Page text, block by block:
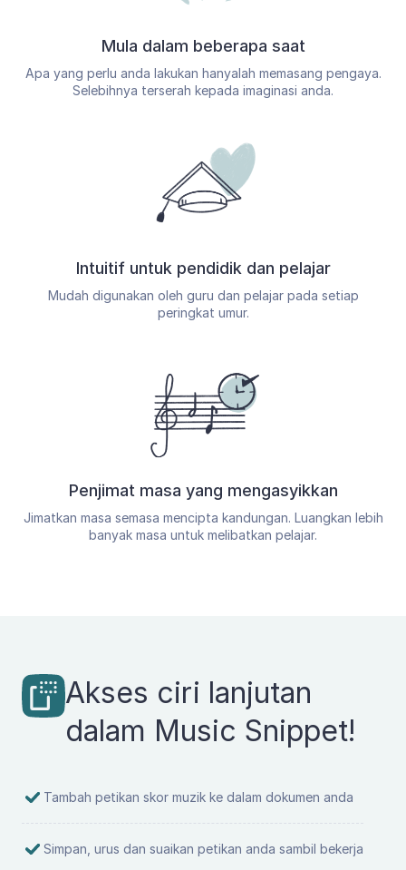
Mula dalam beberapa saat
Apa yang perlu anda lakukan hanyalah memasang pengaya.
Selebihnya terserah kepada imaginasi anda.
Intuitif untuk pendidik dan pelajar
Mudah digunakan oleh guru dan pelajar pada setiap
peringkat umur.
Penjimat masa yang mengasyikkan
Jimatkan masa semasa mencipta kandungan. Luangkan lebih
banyak masa untuk melibatkan pelajar.
Akses ciri lanjutan
dalam Music Snippet!
Tambah petikan skor muzik ke dalam dokumen anda
Simpan, urus dan suaikan petikan anda sambil bekerja